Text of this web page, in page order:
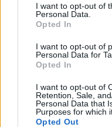
I want to opt-out of
Personal Data.
Opted In
I want to opt-out of
Personal Data for
Opted In
I want to opt-out of
Retention, Sale,
Personal Data that
Purposes for which
Opted Out
Kate Middleton et
nouvelles révélations
2 décembre 2024